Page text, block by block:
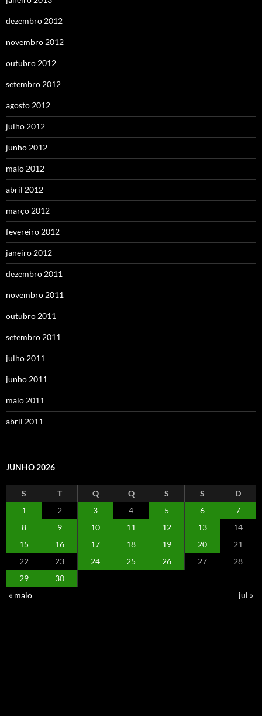
dezembro 2012
novembro 2012
outubro 2012
setembro 2012
agosto 2012
julho 2012
junho 2012
maio 2012
abril 2012
março 2012
fevereiro 2012
janeiro 2012
dezembro 2011
novembro 2011
outubro 2011
setembro 2011
julho 2011
junho 2011
maio 2011
abril 2011
JUNHO 2026
S T Q Q S S
D
1
2 3 4 5 6
7
8
9 10 11 12 13
14
15
16 17 18 19 20
21
22
23 24 25 26 27
28
29
30
« maio
jul »